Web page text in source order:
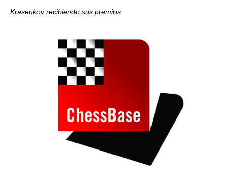
Krasenkov recibiendo sus premios